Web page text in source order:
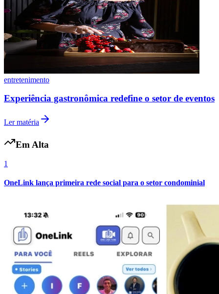
Vasco
entretenimento
Experiência gastronômica redefine o setor de eventos
Ler matéria
Em Alta
1
OneLink lança primeira rede social para o setor condominial